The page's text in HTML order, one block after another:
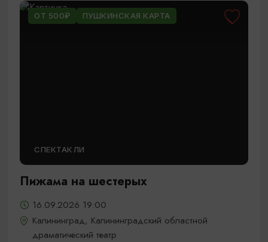
ОТ 500₽ ПУШКИНСКАЯ КАРТА
СПЕКТАКЛИ
Пижама на шестерых
16.09.2026 19:00
Калининград, Калининградский областной
драматический театр